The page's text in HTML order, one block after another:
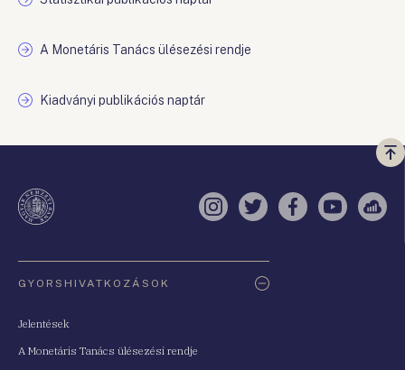
A Monetáris Tanács ülésezési rendje
Kiadványi publikációs naptár
a
Instagram
TwitterFacebook
YouTube
GYORSHIVATKOZÁSOK
Jelentések
A Monetáris Tanács ülésezési rendje